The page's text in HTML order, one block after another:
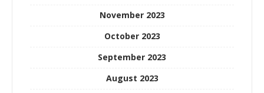
November 2023
October 2023
September 2023
August 2023